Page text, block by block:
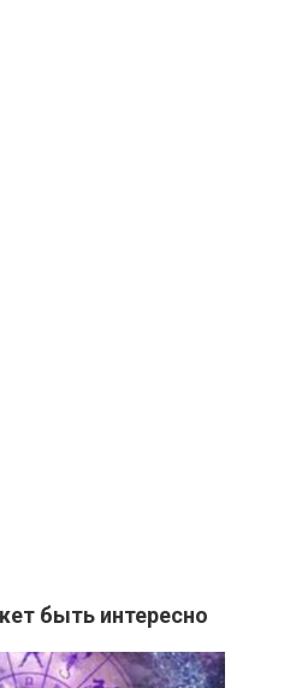
быть интересно